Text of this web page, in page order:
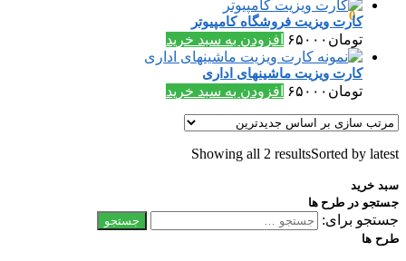
۰ 0
کارت ویزیت فروشگاه کامپیوتر
تومان ۶۵۰۰۰ افزودن به سبد خرید
کارت ویزیت ماشینهای اداری
تومان ۶۵۰۰۰ افزودن به سبد خرید
Showing all 2 resultsSorted by latest
سبد خرید
جستجو در طرح ها
جستجو برای:
طرح ها